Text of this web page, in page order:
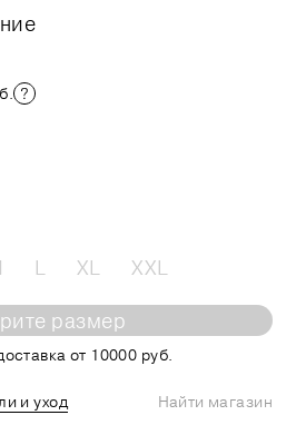
L XL XXL
размер
от 10000 руб.
и уход
Найти магазин